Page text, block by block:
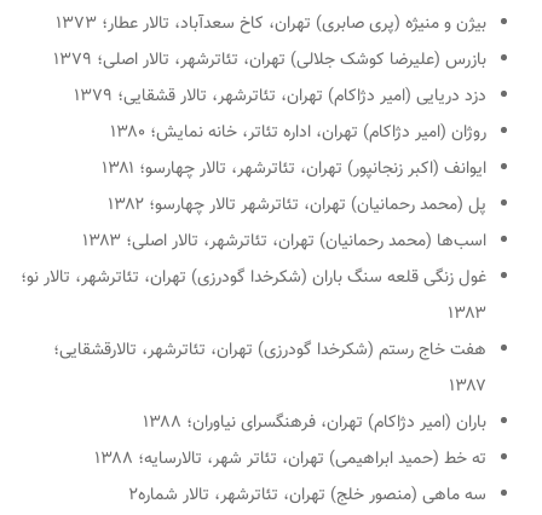
بیژن و منیژه (پری صابری) تهران، کاخ سعدآباد، تالار عطار؛ ۱۳۷۳
بازرس (علیرضا کوشک جلالی) تهران، تئاترشهر، تالار اصلی؛ ۱۳۷۹
دزد دریایی (امیر دژاکام) تهران، تئاترشهر، تالار قشقایی؛ ۱۳۷۹
روژان (امیر دژاکام) تهران، اداره تئاتر، خانه نمایش؛ ۱۳۸۰
ایوانف (اکبر زنجانپور) تهران، تئاترشهر، تالار چهارسو؛ ۱۳۸۱
پل (محمد رحمانیان) تهران، تئاترشهر تالار چهارسو؛ ۱۳۸۲
اسب‌ها (محمد رحمانیان) تهران، تئاترشهر، تالار اصلی؛ ۱۳۸۳
غول زنگی قلعه سنگ باران (شکرخدا گودرزی) تهران، تئاترشهر، تالار نو؛
۱۳۸۳
هفت خاج رستم (شکرخدا گودرزی) تهران، تئاترشهر، تالارقشقایی؛
۱۳۸۷
باران (امیر دژاکام) تهران، فرهنگسرای نیاوران؛ ۱۳۸۸
ته خط (حمید ابراهیمی) تهران، تئاتر شهر، تالارسایه؛ ۱۳۸۸
سه ماهی (منصور خلج) تهران، تئاترشهر، تالار شماره۲